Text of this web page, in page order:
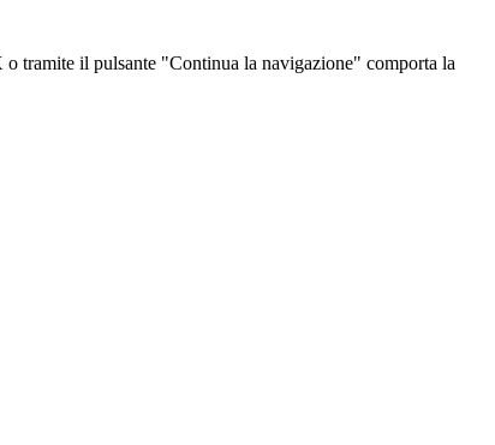
tramite il pulsante "Continua la navigazione" comporta la